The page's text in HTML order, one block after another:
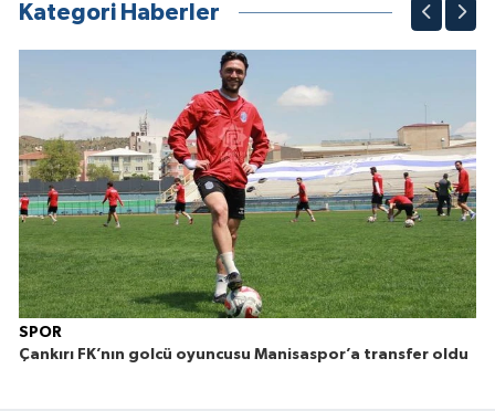
Kategori Haberler
SPOR
Çankırı FK’nın golcü oyuncusu Manisaspor’a transfer oldu